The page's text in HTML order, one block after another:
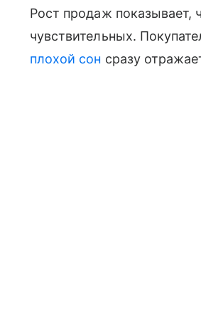
Рост продаж показывает,
чувствительных.
плохой сон сразу